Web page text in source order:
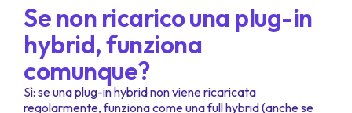
Se non ricarico una plug-in
hybrid, funziona
comunque?
Sì: se una plug-in hybrid non viene ricaricata
regolarmente, funziona come una full hybrid (anche se